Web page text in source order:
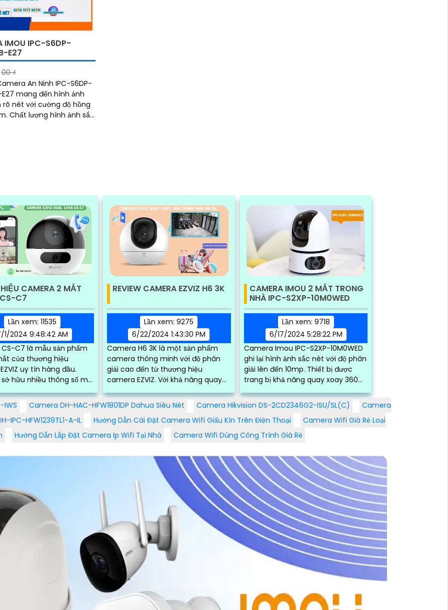
IMOU IPC-S6DP-
E27
00 ₫
An Ninh IPC-S6DP-
E27 mang đến hình ảnh
nét với cường độ hồng
sắc
CAMERA 2 MẮT
C7
Lần xem: 11535
1/2024 9:48:42 AM
C7 là mẫu sản phẩm
của thương hiệu
uy tín hàng đầu.
hữu nhiều thông số mới
khả năng quay xoay
chống nước, quay xoay
kép
REVIEW CAMERA EZVIZ H6 3K
Lần xem: 9275
6/22/2024 1:43:30 PM
Camera H6 3K là một sản phẩm
camera thông minh với độ phân
giải cao đến từ thương hiệu
camera EZVIZ. Với khả năng quay
xoay 360 độ, chế độ ánh sáng hồng
ngoại thông minh cùng...
CAMERA IMOU 2 MẮT TRONG
NHÀ IPC-S2XP-10M0WED
Lần xem: 9718
6/17/2024 5:28:22 PM
Camera Imou IPC-S2XP-10M0WED
ghi lại hình ảnh sắc nét với độ phân
giải lên đến 10mp. Thiết bị được
trang bị khả năng quay xoay 360
độ, tích hợp loa và âm thanh, AI
thông minh...
IWS Camera DH-HAC-HFW1801DP Dahua Siêu Nét Camera Hikvision DS-2CD2346G2-ISU/SL(C)
Camera
IPC-HFW1239TL1-A-IL Hướng Dẫn Cài Đặt Camera Wifi Giấu Kín Trên Điện Thoại
Camera Wifi Giá Rẻ Loại
Hướng Dẫn Lắp Đặt Camera Ip Wifi Tại Nhà Camera Wifi Dùng Công Trình Giá Rẻ